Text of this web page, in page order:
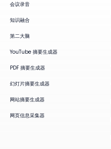
会议录音
知识融合
第二大脑
YouTube 摘要生成器
PDF 摘要生成器
幻灯片摘要生成器
网站摘要生成器
网页信息采集器